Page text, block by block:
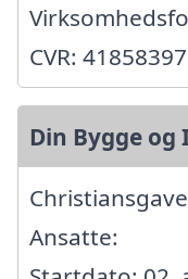
CVR: 41858397
Din Bygge
Ansatte: